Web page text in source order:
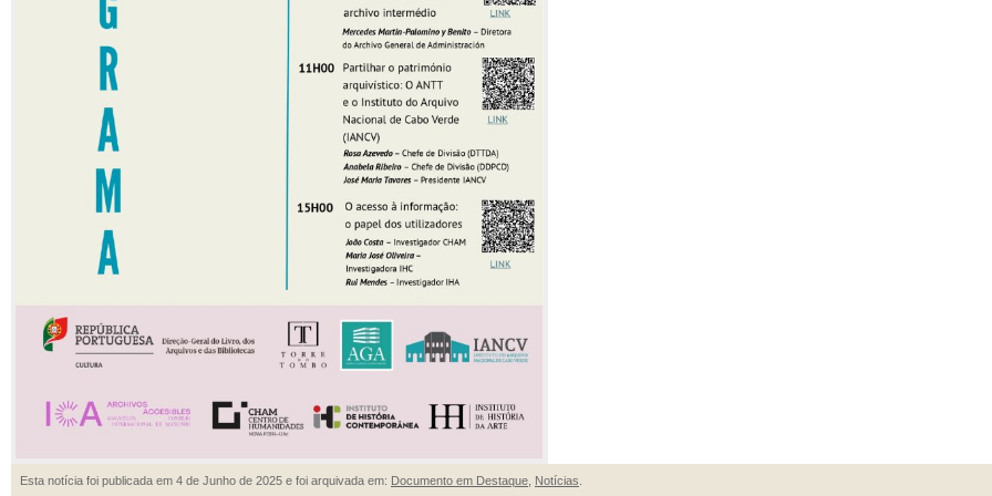
Esta notícia foi publicada em 4 de Junho de 2025 e foi arquivada em: Documento em Destaque Notícias